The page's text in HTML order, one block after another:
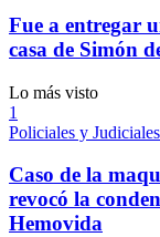
Fue a entregar
casa de Simón
Lo más visto
1
Policiales y Judiciales
Caso de la
revocó la
Hemovida